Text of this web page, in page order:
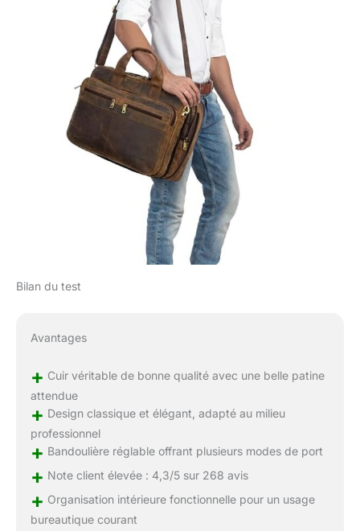
Bilan du test
Avantages
+ Cuir véritable de bonne qualité avec une belle patine
attendue
+ Design classique et élégant, adapté au milieu
professionnel
+ Bandoulière réglable offrant plusieurs modes de port
+ Note client élevée : 4,3/5 sur 268 avis
+ Organisation intérieure fonctionnelle pour un usage
bureautique courant